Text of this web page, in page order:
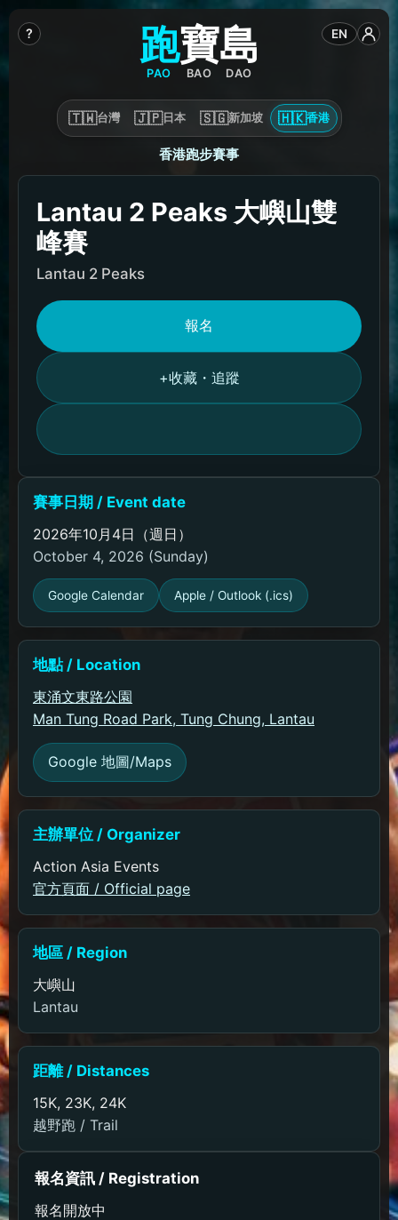
跑
PAO
寶
BAO
島
DAO
? EN
🇹🇼台灣 🇯🇵日本 🇸🇬新加坡 🇭🇰香港
香港跑步賽事
Lantau 2 Peaks 大嶼山雙
峰賽
Lantau 2 Peaks
報名
+收藏・追蹤
賽事日期 / Event date
2026年10月4日（週日）
October 4, 2026 (Sunday)
Google Calendar Apple / Outlook (.ics)
地點 / Location
東涌文東路公園
Man Tung Road Park, Tung Chung, Lantau
Google 地圖/Maps
主辦單位 / Organizer
Action Asia Events
官方頁面 / Official page
地區 / Region
大嶼山
Lantau
距離 / Distances
15K, 23K, 24K
越野跑 / Trail
報名資訊 / Registration
報名開放中